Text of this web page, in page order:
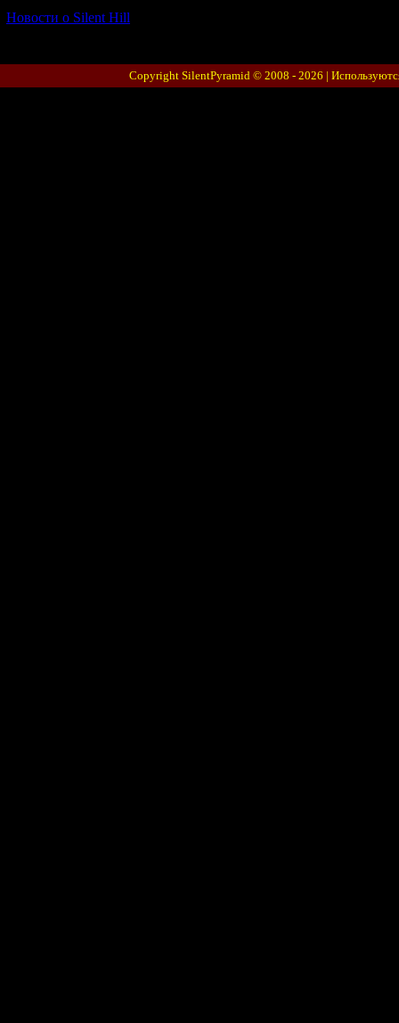
Новости о Silent Hill
Copyright SilentPyramid © 2008 - 2026 |